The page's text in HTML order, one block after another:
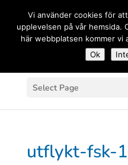
Select Page
utflykt-fsk-
Vi använder cookies för
upplevelsen på vår hemsida.
här webbplatsen kommer
Ok